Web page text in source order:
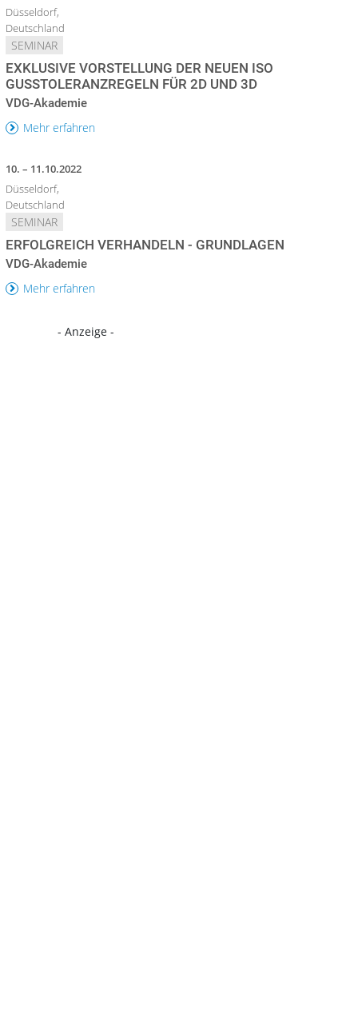
Düsseldorf,
Deutschland
SEMINAR
EXKLUSIVE VORSTELLUNG DER NEUEN ISO
GUSSTOLERANZREGELN FÜR 2D UND 3D
VDG-Akademie
Mehr erfahren
10. – 11.10.2022
Düsseldorf,
Deutschland
SEMINAR
ERFOLGREICH VERHANDELN - GRUNDLAGEN
VDG-Akademie
Mehr erfahren
- Anzeige -